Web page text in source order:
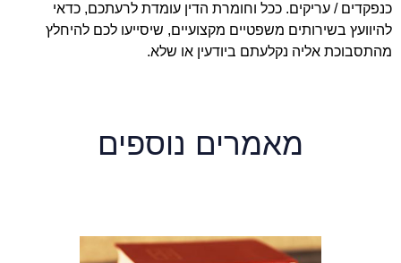
כנפקדים / עריקים. ככל וחומרת הדין עומדת לרעתכם, כדאי
להיוועץ בשירותים משפטיים מקצועיים, שיסייעו לכם להיחלץ
מהתסבוכת אליה נקלעתם ביודעין או שלא.
מאמרים נוספים